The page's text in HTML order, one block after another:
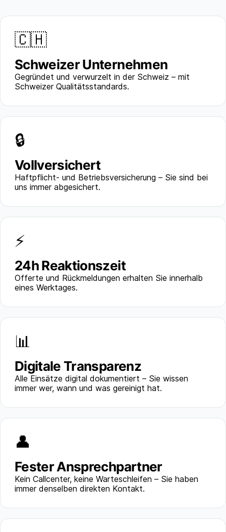
🇨🇭
Schweizer Unternehmen
Gegründet und verwurzelt in der Schweiz – mit
Schweizer Qualitätsstandards.
🔒
Vollversichert
Haftpflicht- und Betriebsversicherung – Sie sind bei
uns immer abgesichert.
⚡
24h Reaktionszeit
Offerte und Rückmeldungen erhalten Sie innerhalb
eines Werktages.
📊
Digitale Transparenz
Alle Einsätze digital dokumentiert – Sie wissen
immer wer, wann und was gereinigt hat.
👤
Fester Ansprechpartner
Kein Callcenter, keine Warteschleifen – Sie haben
immer denselben direkten Kontakt.